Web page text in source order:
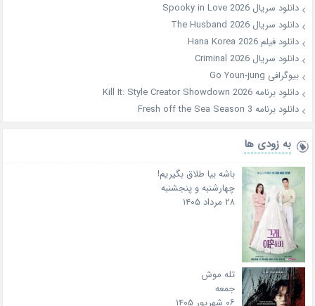
دانلود سریال Spooky in Love 2026
دانلود سریال The Husband 2026
دانلود فیلم Hana Korea 2026
دانلود سریال Criminal 2026
بیوگرافی Go Youn-jung
دانلود برنامه Kill It: Style Creator Showdown 2026
دانلود برنامه Fresh off the Sea Season 3
به زودی ها
باشه بیا طلاق بگیریم!
چهارشنبه و پنجشنبه
۲۸ مرداد ۱۴۰۵
تله موش
جمعه
۰۶ شهریور ۱۴۰۵